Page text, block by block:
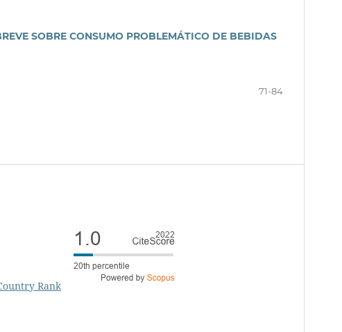
SOBRE CONSUMO PROBLEMÁTICO DE BEBIDAS
71-84